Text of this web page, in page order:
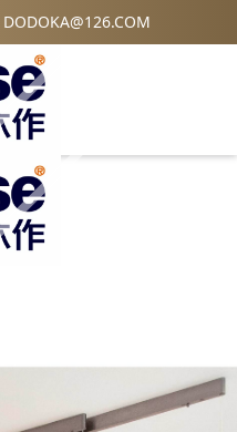
DODOKA@126.COM